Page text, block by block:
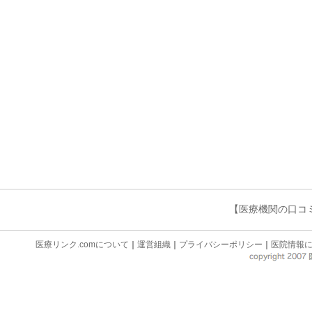
【医療機関の口
医療リンク.comについて 運営組織 プライバシーポリシー 医院情報